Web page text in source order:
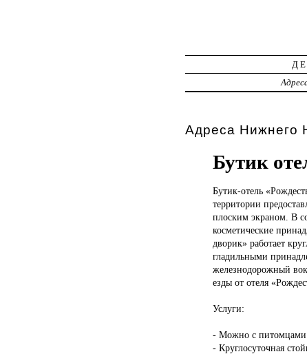
Адреса Нижнего
Бутик
Бутик-отель
территории
плоским экраном. В
косметические
дворик» работает
гладильными
железнодорожный
езды от отеля
Услуги:
- Можно с питомцами.
- Круглосуточная